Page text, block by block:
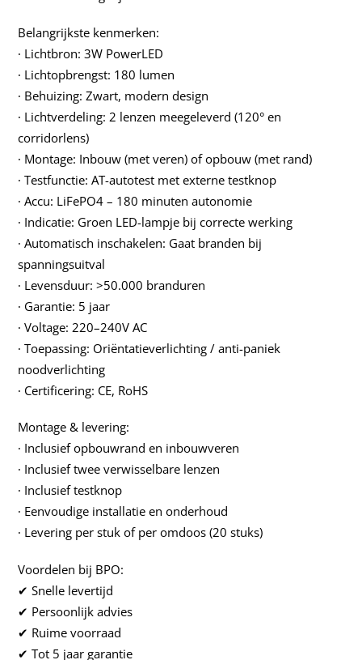
Belangrijkste kenmerken:
∙ Lichtbron: 3W PowerLED
∙ Lichtopbrengst: 180 lumen
∙ Behuizing: Zwart, modern design
∙ Lichtverdeling: 2 lenzen meegeleverd (120° en
corridorlens)
∙ Montage: Inbouw (met veren) of opbouw (met rand)
∙ Testfunctie: AT-autotest met externe testknop
∙ Accu: LiFePO4 – 180 minuten autonomie
∙ Indicatie: Groen LED-lampje bij correcte werking
∙ Automatisch inschakelen: Gaat branden bij
spanningsuitval
∙ Levensduur: >50.000 branduren
∙ Garantie: 5 jaar
∙ Voltage: 220–240V AC
∙ Toepassing: Oriëntatieverlichting / anti-paniek
noodverlichting
∙ Certificering: CE, RoHS
Montage & levering:
∙ Inclusief opbouwrand en inbouwveren
∙ Inclusief twee verwisselbare lenzen
∙ Inclusief testknop
∙ Eenvoudige installatie en onderhoud
∙ Levering per stuk of per omdoos (20 stuks)
Voordelen bij BPO:
✔ Snelle levertijd
✔ Persoonlijk advies
✔ Ruime voorraad
✔ Tot 5 jaar garantie